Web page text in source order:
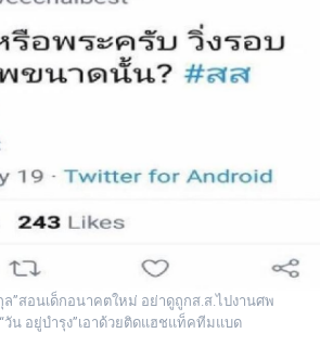
”สอนเด็กอนาคตใหม่ อย่าดูถูกส.ส.ไปงานศพ
วัน อยู่บำรุง”เอาด้วยติดแฮชแท็คทีมแบด